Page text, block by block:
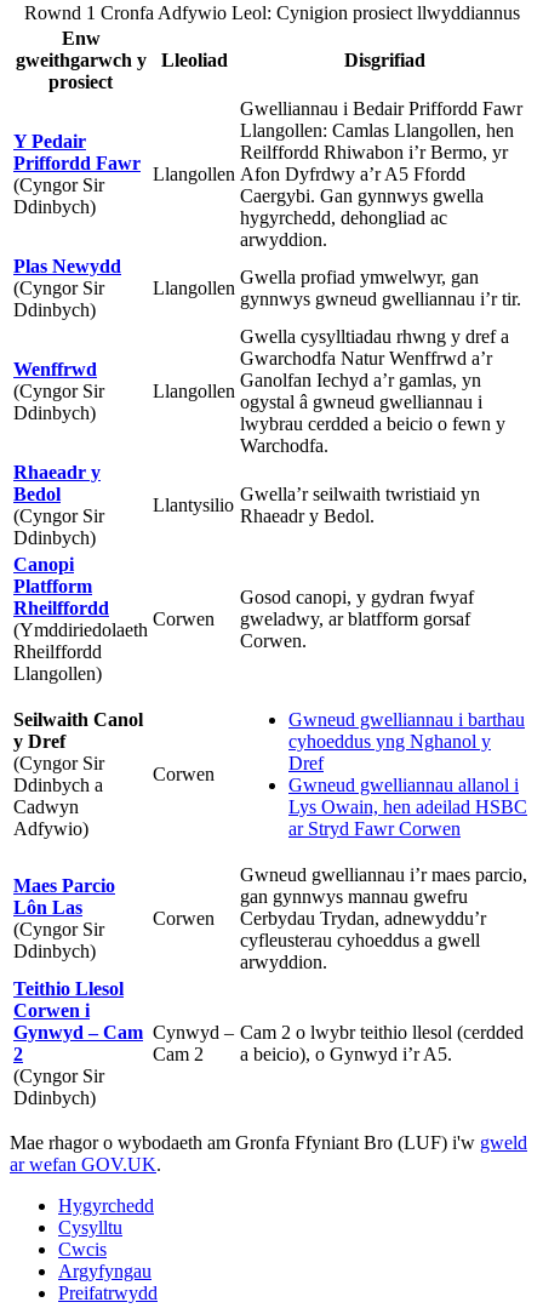
Rownd 1 Cronfa Adfywio Leol: Cynigion prosiect llwyddiannus
Enw
gweithgarwch y
prosiect
Lleoliad Disgrifiad
Y Pedair
Priffordd Fawr
(Cyngor Sir
Ddinbych)
Llangollen
Gwelliannau i Bedair Priffordd Fawr
Llangollen: Camlas Llangollen, hen
Reilffordd Rhiwabon i’r Bermo, yr
Afon Dyfrdwy a’r A5 Ffordd
Caergybi. Gan gynnwys gwella
hygyrchedd, dehongliad ac
arwyddion.
Plas Newydd
(Cyngor Sir
Ddinbych)
Llangollen
Gwella profiad ymwelwyr, gan
gynnwys gwneud gwelliannau i’r tir.
Wenffrwd
(Cyngor Sir
Ddinbych)
Llangollen
Gwella cysylltiadau rhwng y dref a
Gwarchodfa Natur Wenffrwd a’r
Ganolfan Iechyd a’r gamlas, yn
ogystal â gwneud gwelliannau i
lwybrau cerdded a beicio o fewn y
Warchodfa.
Rhaeadr y
Bedol
(Cyngor Sir
Ddinbych)
Llantysilio
Gwella’r seilwaith twristiaid yn
Rhaeadr y Bedol.
Canopi
Platfform
Rheilffordd
(Ymddiriedolaeth
Rheilffordd
Llangollen)
Corwen
Gosod canopi, y gydran fwyaf
gweladwy, ar blatfform gorsaf
Corwen.
Seilwaith Canol
y Dref
(Cyngor Sir
Ddinbych a
Cadwyn
Adfywio)
Corwen
Gwneud gwelliannau i barthau
cyhoeddus yng Nghanol y
Dref
Gwneud gwelliannau allanol i
Lys Owain, hen adeilad HSBC
ar Stryd Fawr Corwen
Maes Parcio
Lôn Las
(Cyngor Sir
Ddinbych)
Corwen
Gwneud gwelliannau i’r maes parcio,
gan gynnwys mannau gwefru
Cerbydau Trydan, adnewyddu’r
cyfleusterau cyhoeddus a gwell
arwyddion.
Teithio Llesol
Corwen i
Gynwyd – Cam
2
(Cyngor Sir
Ddinbych)
Cynwyd –
Cam 2
Cam 2 o lwybr teithio llesol (cerdded
a beicio), o Gynwyd i’r A5.
Mae rhagor o wybodaeth am Gronfa Ffyniant Bro (LUF) i'w gweld
ar wefan GOV.UK.
Hygyrchedd
Cysylltu
Cwcis
Argyfyngau
Preifatrwydd